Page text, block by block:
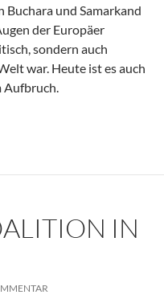
Buchara und Samarkand
der Europäer
sondern auch
war. Heute ist es auch
Aufbruch.
Land im Aufbruch
IN